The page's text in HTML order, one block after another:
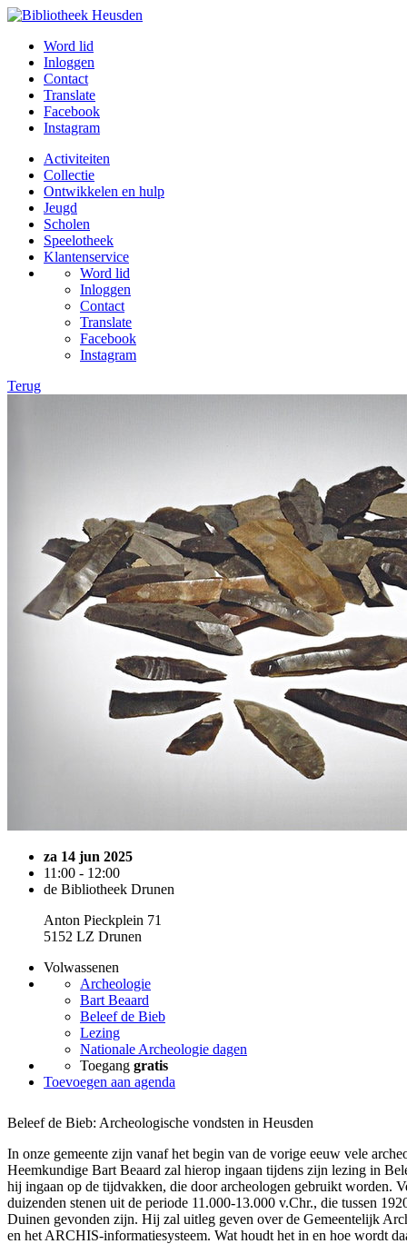
Word lid
Inloggen
Contact
Translate
Facebook
Instagram
Activiteiten
Collectie
Ontwikkelen en hulp
Jeugd
Scholen
Speelotheek
Klantenservice
Word lid
Inloggen
Contact
Translate
Facebook
Instagram
Terug
za 14 jun 2025
11:00 - 12:00
de Bibliotheek Drunen
Anton Pieckplein 71
5152 LZ Drunen
Volwassenen
Archeologie
Bart Beaard
Beleef de Bieb
Lezing
Nationale Archeologie dagen
Toegang gratis
Toevoegen aan agenda
Beleef de Bieb: Archeologische vondsten in Heusden
In onze gemeente zijn vanaf het begin van de vorige eeuw vele
Heemkundige Bart Beaard zal hierop ingaan tijdens zijn lezing in
hij ingaan op de tijdvakken, die door archeologen gebruikt worden.
duizenden stenen uit de periode 11.000-13.000 v.Chr., die tussen
Duinen gevonden zijn. Hij zal uitleg geven over de Gemeentelijk
en het ARCHIS-informatiesysteem. Wat houdt het in en hoe wordt